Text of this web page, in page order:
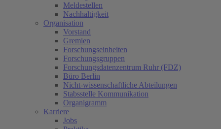
Meldestellen
Nachhaltigkeit
Organisation
Vorstand
Gremien
Forschungseinheiten
Forschungsgruppen
Forschungsdatenzentrum Ruhr (FDZ)
Büro Berlin
Nicht-wissenschaftliche Abteilungen
Stabsstelle Kommunikation
Organigramm
Karriere
Jobs